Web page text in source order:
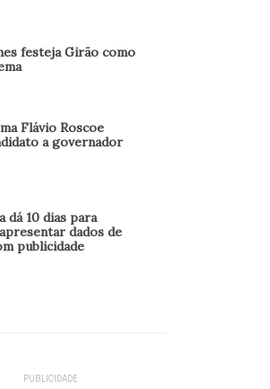
festeja Girão como
Flávio Roscoe
a governador
dá 10 dias para
dados de
publicidade